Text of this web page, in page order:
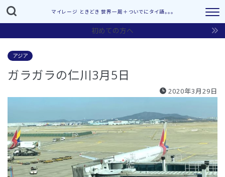
マイレージ ときどき 世界一周＋ついでにタイ語。。。
初めての方へ
アジア
ガラガラの仁川3月5日
2020年3月29日